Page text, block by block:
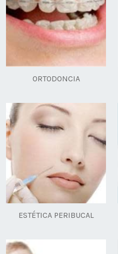
ORTODONCIA
ESTÉTICA PERIBUCAL